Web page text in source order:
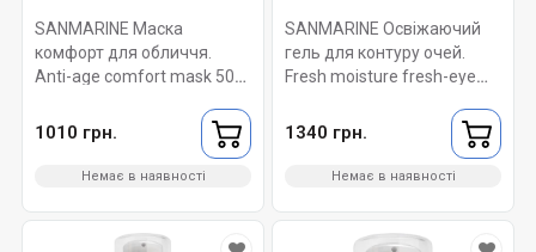
SANMARINE Маска
комфорт для обличчя.
Anti-age comfort mask 50
1010 грн.
Немає в наявності
SANMARINE Освіжаючий
гель для контуру очей.
Fresh moisture fresh-eye
1340 грн.
Немає в наявності